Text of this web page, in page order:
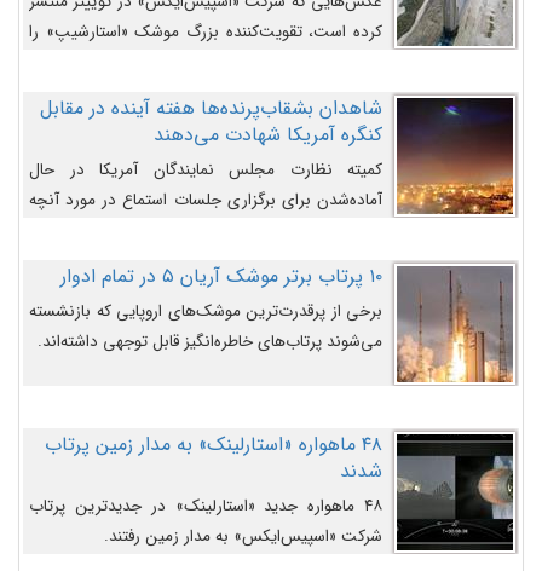
کرده است، تقویت‌کننده بزرگ موشک «استارشیپ» را
شاهدان بشقاب‌پرنده‌ها هفته آینده در مقابل
کنگره آمریکا شهادت می‌دهند
کمیته نظارت مجلس نمایندگان آمریکا در حال
آماده‌شدن برای برگزاری جلسات استماع در مورد آنچه
می‌دانند، است و قرار است افشاگران یوفوها هفته آینده
در مقابل آنها شهادت دهند.۱۰ پرتاب برتر موشک آریان ۵ در تمام ادوار
برخی از پرقدرت‌ترین موشک‌های اروپایی که بازنشسته
می‌شوند پرتاب‌های خاطره‌انگیز قابل توجهی داشته‌اند.
۴۸ ماهواره «استارلینک» به مدار زمین پرتاب
شدند
۴۸ ماهواره جدید «استارلینک» در جدیدترین پرتاب
شرکت «اسپیس‌ایکس» به مدار زمین رفتند.